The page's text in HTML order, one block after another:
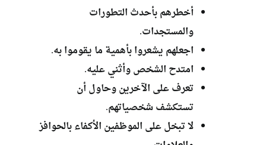
أخطرهم بأحدث التطورات
والمستجدات.
اجعلهم يشعروا بأهمية ما يقوموا به.
امتدح الشخص وأثني عليه.
تعرف على الآخرين وحاول أن
تستكشف شخصياتهم.
لا تبخل على الموظفين الأكفاء بالحوافز